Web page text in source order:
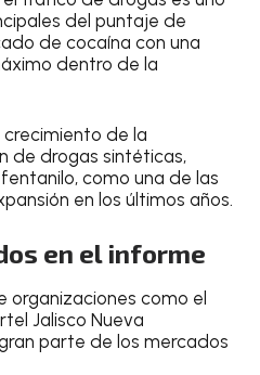
del puntaje de
de cocaína con una
dentro de la
de la
de drogas sintéticas,
como una de las
en los últimos años.
en el informe
organizaciones como el
Jalisco Nueva
parte de los mercados